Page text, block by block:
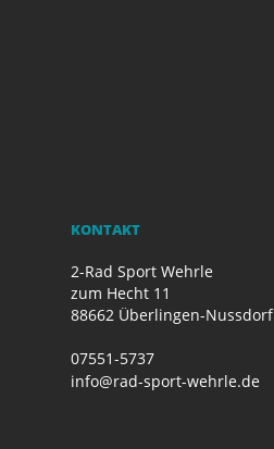
KONTAKT
2-Rad Sport Wehrle
zum Hecht 11
88662 Überlingen-Nussdorf
07551-5737
info@rad-sport-wehrle.de